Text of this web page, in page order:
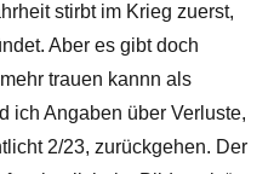
stirbt im Krieg zuerst,
Aber es gibt doch
trauen kannn als
ich Angaben über Verluste,
2/23, zurückgehen. Der